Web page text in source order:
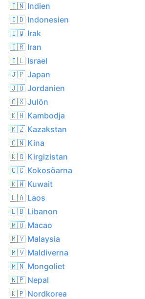
🇮🇳 Indien
🇮🇩 Indonesien
🇮🇶 Irak
🇮🇷 Iran
🇮🇱 Israel
🇯🇵 Japan
🇯🇴 Jordanien
🇨🇽 Julön
🇰🇭 Kambodja
🇰🇿 Kazakstan
🇨🇳 Kina
🇰🇬 Kirgizistan
🇨🇨 Kokosöarna
🇰🇼 Kuwait
🇱🇦 Laos
🇱🇧 Libanon
🇲🇴 Macao
🇲🇾 Malaysia
🇲🇻 Maldiverna
🇲🇳 Mongoliet
🇳🇵 Nepal
🇰🇵 Nordkorea